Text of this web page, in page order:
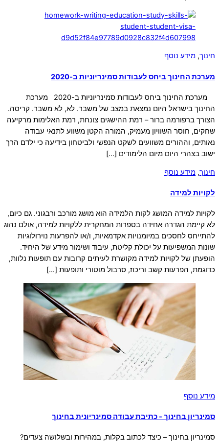
חינוך, מידע נוסף
מערכת החינוך ביחס לעבודות סמינריוניות ב-2020
מערכת החינוך ביחס לעבודות סמינריוניות ב-2020 מערכת
החינוך בישראל היום נמצאת במצב של משבר. לא, לא משבר. קריסה.
הצורך ברפורמה ברור – רמת ההישגים צונחת, רמת האלימות מרקיעה
שחקים, חוסר השוויון מעמיק, המורה הקטן משווע לתנאי עבודה
נאותים, וההורים משוועים לשקט הנפשי ולביטחון בידיעה כי ילדם הרך
ישוב בצהרי היום מיום הלימודים […]
חינוך, מידע נוסף
לקויות למידה
לקויות למידה המושג לקות הלמידה הוא מושג מורכב ורבגוני. גם כיום,
לא קיימת הגדרה אחידה בספרות המחקרית ללקויות למידה, אולם נהוג
להתייחס לחסכים במיומנויות אקדמאיות, ו/או להפרעות נוירולוגיות
שונות המשפיעות על יכולת קליטת, עיבוד ושימור מידע של היחיד.
הופעתן של לקויות למידה מקושרת לעיתים קרובות עם תופעות נלוות,
כדוגמת, הפרעות קשב וריכוז, סרבול מוטורי ותופעות […]
מידע נוסף
סמינריון בחינוך - כתיבת עבודה סמינריונית בחינוך
סמינריון בחינוך – כיצד לכתוב בקלות, במהירות ובשלושה צעדים?